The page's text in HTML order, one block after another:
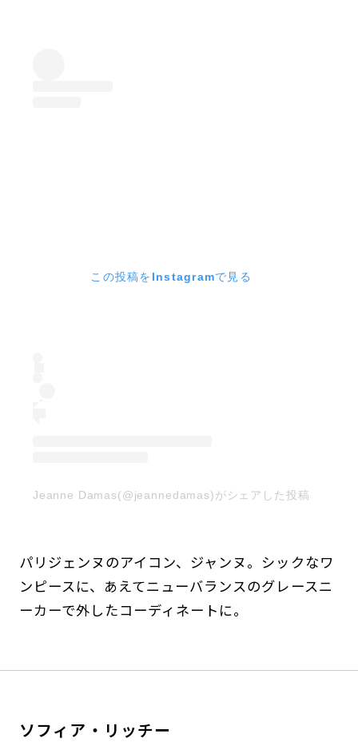
この投稿をInstagramで見る
Jeanne Damas(@jeannedamas)がシェアした投稿
パリジェンヌのアイコン、ジャンヌ。シックなワ
ンピースに、あえてニューバランスのグレースニ
ーカーで外したコーディネートに。
ソフィア・リッチー